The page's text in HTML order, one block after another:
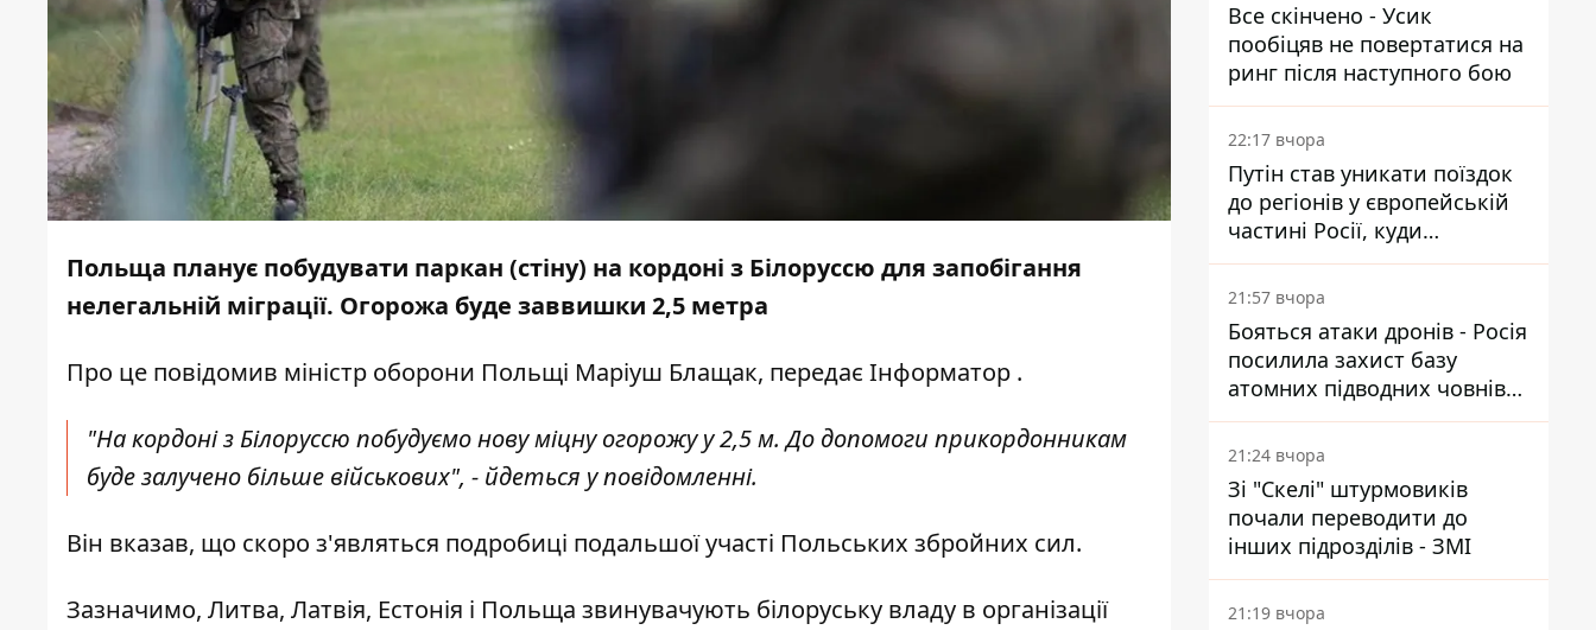
Польща планує побудувати паркан (стіну) на кордоні з Білоруссю для запобігання
нелегальній міграції. Огорожа буде заввишки 2,5 метра
Про це повідомив міністр оборони Польщі Маріуш Блащак, передає Інформатор .
"На кордоні з Білоруссю побудуємо нову міцну огорожу у 2,5 м. До допомоги прикордонникам
буде залучено більше військових", - йдеться у повідомленні.
Він вказав, що скоро з'являться подробиці подальшої участі Польських збройних сил.
Зазначимо, Литва, Латвія, Естонія і Польща звинувачують білоруську владу в організації
Все скінчено - Усик
пообіцяв не повертатися на
ринг після наступного бою
22:17 вчора
Путін став уникати поїздок
до регіонів у європейській
частині Росії, куди
регулярно долітають дрони
21:57 вчора
Бояться атаки дронів - Росія
посилила захист базу
атомних підводних човнів
за 7400 км від України
21:24 вчора
Зі "Скелі" штурмовиків
почали переводити до
інших підрозділів - ЗМІ
21:19 вчора